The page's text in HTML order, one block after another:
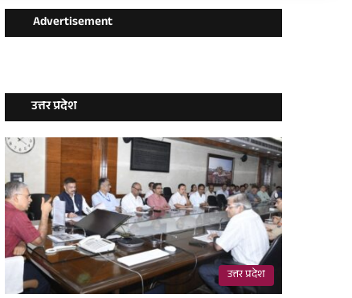
Advertisement
उत्तर प्रदेश
उत्तर प्रदेश